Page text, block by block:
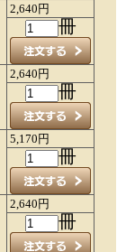
2,640円
冊
2,640円
冊
5,170円
冊
2,640円
冊